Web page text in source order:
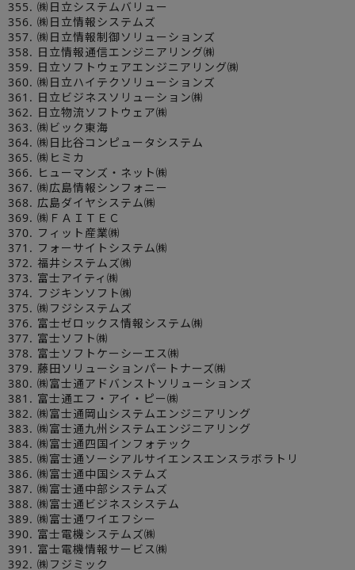
355. ㈱日立システムバリュー
356. ㈱日立情報システムズ
357. ㈱日立情報制御ソリューションズ
358. 日立情報通信エンジニアリング㈱
359. 日立ソフトウェアエンジニアリング㈱
360. ㈱日立ハイテクソリューションズ
361. 日立ビジネスソリューション㈱
362. 日立物流ソフトウェア㈱
363. ㈱ビック東海
364. ㈱日比谷コンピュータシステム
365. ㈱ヒミカ
366. ヒューマンズ・ネット㈱
367. ㈱広島情報シンフォニー
368. 広島ダイヤシステム㈱
369. ㈱ＦＡＩＴＥＣ
370. フィット産業㈱
371. フォーサイトシステム㈱
372. 福井システムズ㈱
373. 富士アイティ㈱
374. フジキンソフト㈱
375. ㈱フジシステムズ
376. 富士ゼロックス情報システム㈱
377. 富士ソフト㈱
378. 富士ソフトケーシーエス㈱
379. 藤田ソリューションパートナーズ㈱
380. ㈱富士通アドバンストソリューションズ
381. 富士通エフ・アイ・ピー㈱
382. ㈱富士通岡山システムエンジニアリング
383. ㈱富士通九州システムエンジニアリング
384. ㈱富士通四国インフォテック
385. ㈱富士通ソーシアルサイエンスエンスラボラトリ
386. ㈱富士通中国システムズ
387. ㈱富士通中部システムズ
388. ㈱富士通ビジネスシステム
389. ㈱富士通ワイエフシー
390. 富士電機システムズ㈱
391. 富士電機情報サービス㈱
392. ㈱フジミック